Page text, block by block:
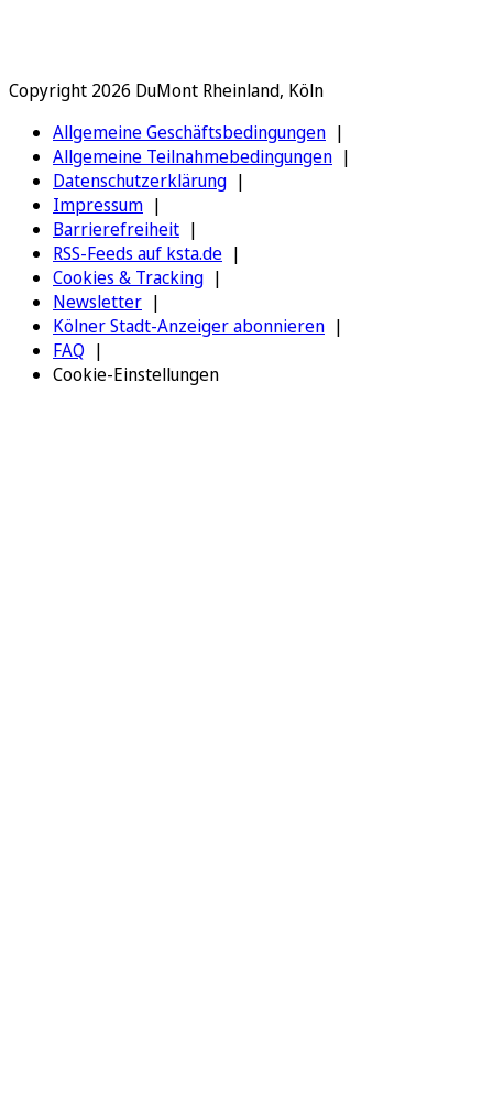
Copyright 2026 DuMont Rheinland, Köln
Allgemeine Geschäftsbedingungen
Allgemeine Teilnahmebedingungen
Datenschutzerklärung
Impressum
Barrierefreiheit
RSS-Feeds auf ksta.de
Cookies & Tracking
Newsletter
Kölner Stadt-Anzeiger abonnieren
FAQ
Cookie-Einstellungen